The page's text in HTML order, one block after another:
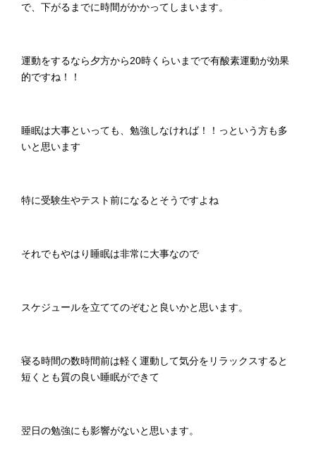
で、下がるまでに時間がかかってしまいます。
運動をするなら夕方から20時くらいまでで有酸素運動が効果
的ですね！！
睡眠は大事といっても、勉強しなければ！！っという方も多
いと思います
特に受験生やテスト前になるとそうですよね
それでもやはり睡眠は非常に大事なので
スケジュールを立ててのぞむと良いかと思います。
寝る時間の数時間前は軽く運動して気分をリラックスすると
短くとも質の良い睡眠ができて
翌日の勉強にも影響がないと思います。